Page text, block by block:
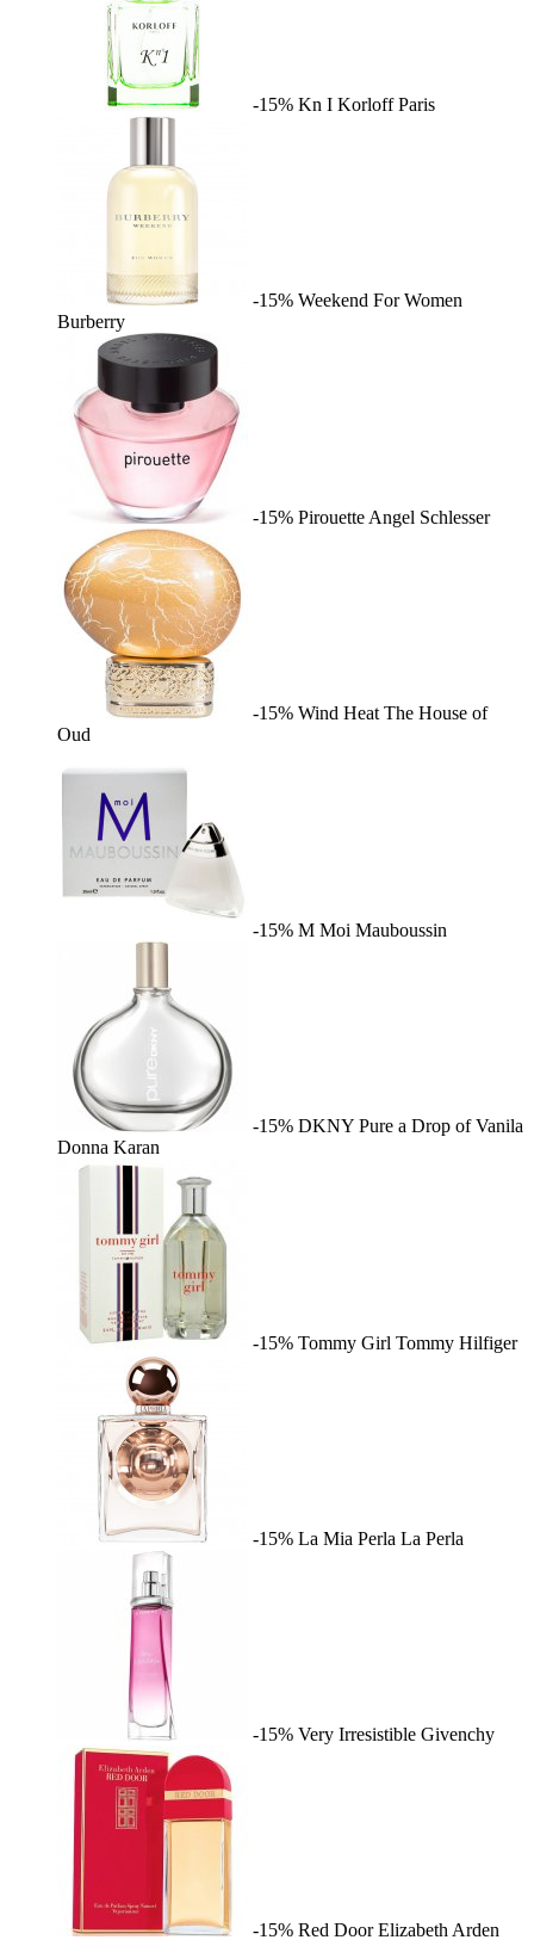
-15% Kn I Korloff Paris
-15% Weekend For Women
Burberry
-15% Pirouette Angel Schlesser
-15% Wind Heat The House of
Oud
-15% M Moi Mauboussin
-15% DKNY Pure a Drop of Vanila
Donna Karan
-15% Tommy Girl Tommy Hilfiger
-15% La Mia Perla La Perla
-15% Very Irresistible Givenchy
-15% Red Door Elizabeth Arden